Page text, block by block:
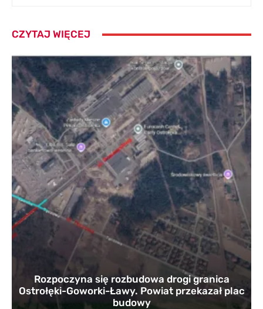
CZYTAJ WIĘCEJ
Rozpoczyna się rozbudowa drogi granica
Ostrołęki-Goworki-Ławy. Powiat przekazał plac
budowy